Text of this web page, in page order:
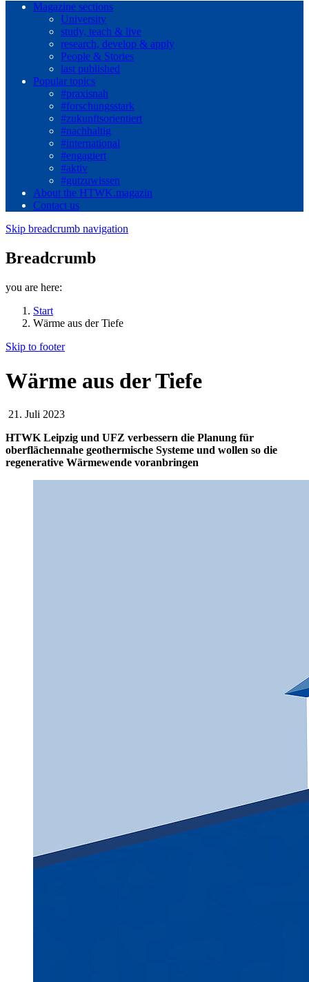
Magazine sections
University
study, teach & live
research, develop & apply
People & Stories
last published
Popular topics
#praxisnah
#forschungsstark
#zukunftsorientiert
#nachhaltig
#international
#engagiert
#aktiv
#gutzuwissen
About the HTWK.magazin
Contact us
Skip breadcrumb navigation
Breadcrumb
you are here:
Start
Wärme aus der Tiefe
Skip to footer
Wärme aus der Tiefe
21. Juli 2023
HTWK Leipzig und UFZ verbessern die Planung für
oberflächennahe geothermische Systeme und wollen so die
regenerative Wärmewende voranbringen